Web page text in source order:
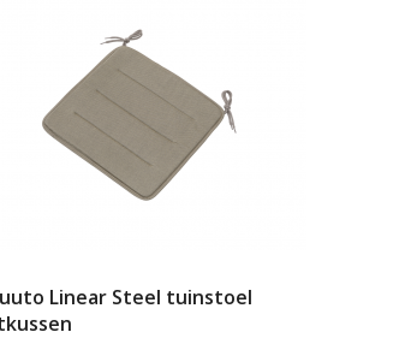
Linear Steel tuinstoel